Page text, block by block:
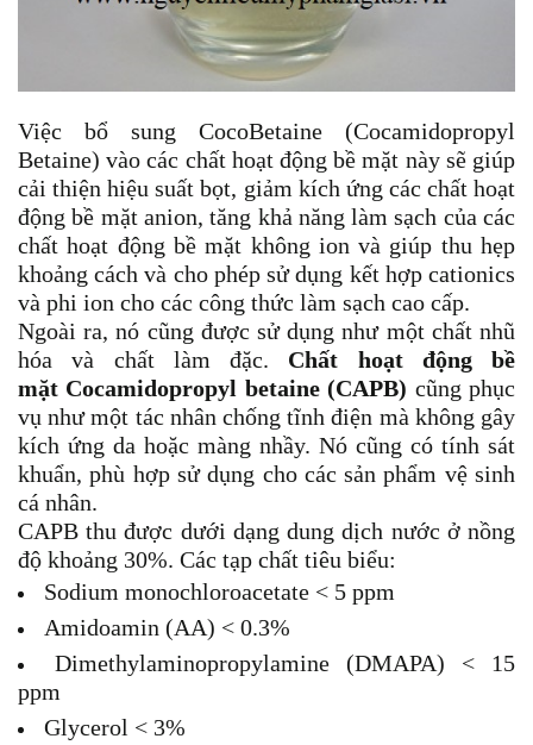
Việc bổ sung CocoBetaine (Cocamidopropyl
Betaine) vào các chất hoạt động bề mặt này sẽ giúp
cải thiện hiệu suất bọt, giảm kích ứng các chất hoạt
động bề mặt anion, tăng khả năng làm sạch của các
chất hoạt động bề mặt không ion và giúp thu hẹp
khoảng cách và cho phép sử dụng kết hợp cationics
và phi ion cho các công thức làm sạch cao cấp.
Ngoài ra, nó cũng được sử dụng như một chất nhũ
hóa và chất làm đặc. Chất hoạt động bề
mặt Cocamidopropyl betaine (CAPB) cũng phục
vụ như một tác nhân chống tĩnh điện mà không gây
kích ứng da hoặc màng nhầy. Nó cũng có tính sát
khuẩn, phù hợp sử dụng cho các sản phẩm vệ sinh
cá nhân.
CAPB thu được dưới dạng dung dịch nước ở nồng
độ khoảng 30%. Các tạp chất tiêu biểu:
Sodium monochloroacetate < 5 ppm
Amidoamin (AA) < 0.3%
Dimethylaminopropylamine (DMAPA) < 15
ppm
Glycerol < 3%